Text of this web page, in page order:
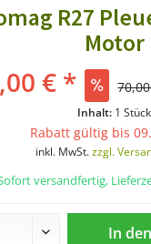
R27
Motor
€ *
Inhalt: 1 Stück
Rabatt gültig bis
inkl. MwSt.zzgl.
versandfertig,
In den